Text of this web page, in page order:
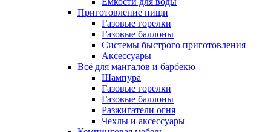
Приготовление пищи
Газовые горелки
Газовые баллоны
Системы быстрого приготовления
Аксессуары
Всё для мангалов и барбекю
Шампура
Газовые горелки
Газовые баллоны
Разжигатели огня
Чехлы и аксессуары